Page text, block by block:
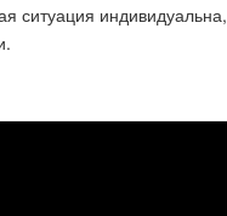
ситуация индивидуальна,